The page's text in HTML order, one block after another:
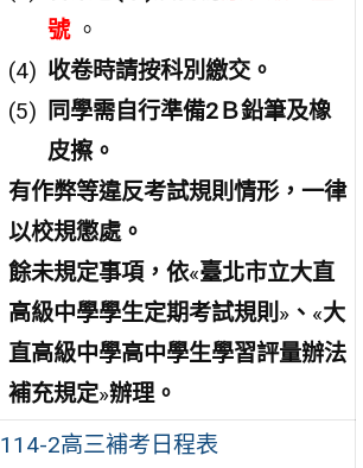
號 。
收卷時請按科別繳交。
同學需自行準備2Ｂ鉛筆及橡
皮擦。
有作弊等違反考試規則情形，一律
以校規懲處。
餘未規定事項，依«臺北市立大直
高級中學學生定期考試規則»、 «大
直高級中學高中學生學習評量辦法
補充規定»辦理。
114-2高三補考日程表